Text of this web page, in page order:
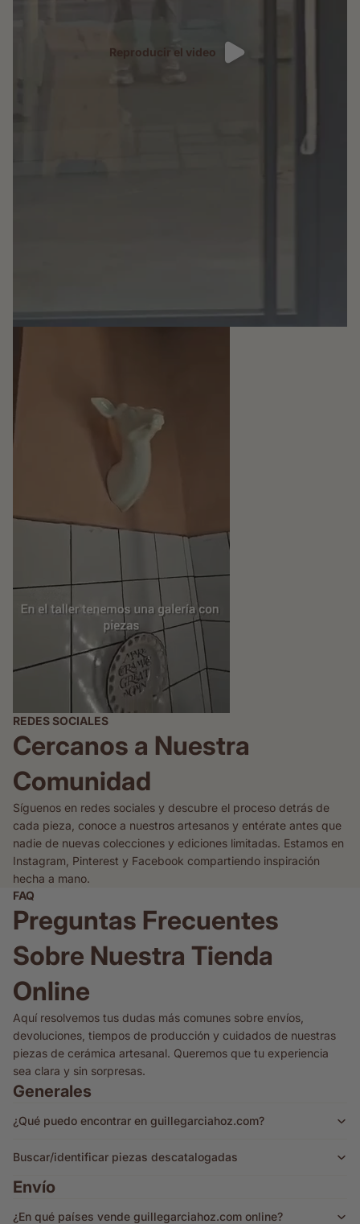
Reproducir el video
REDES SOCIALES
Cercanos a Nuestra
Comunidad
Síguenos en redes sociales y descubre el proceso detrás de
cada pieza, conoce a nuestros artesanos y entérate antes que
nadie de nuevas colecciones y ediciones limitadas. Estamos en
Instagram, Pinterest y Facebook compartiendo inspiración
hecha a mano.
FAQ
Preguntas Frecuentes
Sobre Nuestra Tienda
Online
Aquí resolvemos tus dudas más comunes sobre envíos,
devoluciones, tiempos de producción y cuidados de nuestras
piezas de cerámica artesanal. Queremos que tu experiencia
sea clara y sin sorpresas.
Generales
¿Qué puedo encontrar en guillegarciahoz.com?
Buscar/identificar piezas descatalogadas
Envío
¿En qué países vende guillegarciahoz.com online?